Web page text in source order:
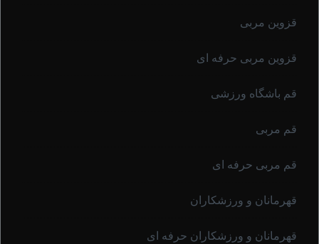
قزوین مربی
قزوین مربی حرفه ای
قم باشگاه ورزشی
قم مربی
قم مربی حرفه ای
قهرمانان و ورزشکاران
قهرمانان و ورزشکاران حرفه ای